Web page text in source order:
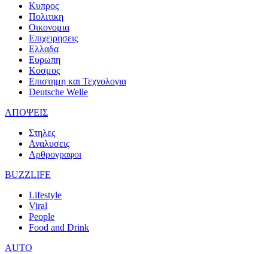
Κυπρος
Πολιτικη
Οικονομια
Επιχειρησεις
Ελλαδα
Ευρωπη
Κοσμος
Επιστημη και Τεχνολογια
Deutsche Welle
ΑΠΟΨΕΙΣ
Στηλες
Αναλυσεις
Αρθρογραφοι
BUZZLIFE
Lifestyle
Viral
People
Food and Drink
AUTO